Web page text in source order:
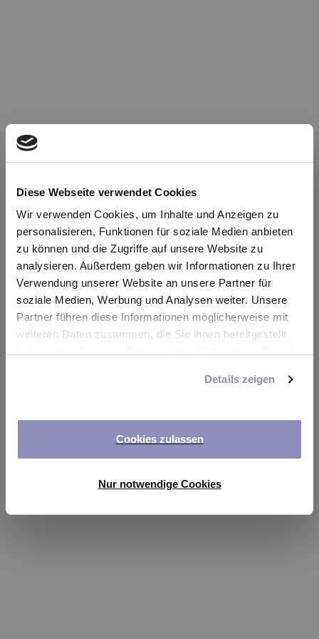
Diese Webseite verwendet Cookies
Wir verwenden Cookies, um Inhalte und Anzeigen zu
personalisieren, Funktionen für soziale Medien anbieten
zu können und die Zugriffe auf unsere Website zu
analysieren. Außerdem geben wir Informationen zu Ihrer
Verwendung unserer Website an unsere Partner für
soziale Medien, Werbung und Analysen weiter. Unsere
Partner führen diese Informationen möglicherweise mit
weiteren Daten zusammen, die Sie ihnen bereitgestellt
anpassen oder widerrufen. Weitere Details hierzu finden
Details zeigen
Cookies zulassen
Nur notwendige Cookies
Oops!
Something went wrong. Please try refreshing the
app
Refresh